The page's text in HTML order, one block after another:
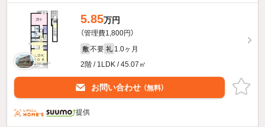
5.85万円
（管理費1,800円）
敷 不要 礼 1.0ヶ月
2階 / 1LDK / 45.07㎡
お問い合わせ （無料）
提供